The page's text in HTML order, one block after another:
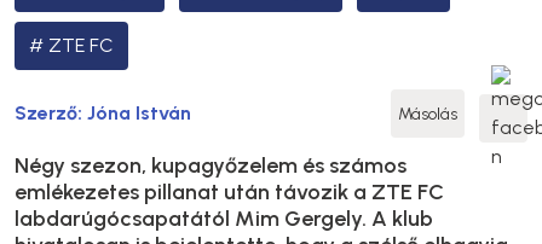
ZTE FC
Szerző: Jóna István Másolás
Négy szezon, kupagyőzelem és számos
emlékezetes pillanat után távozik a ZTE FC
labdarúgócsapatától Mim Gergely. A klub